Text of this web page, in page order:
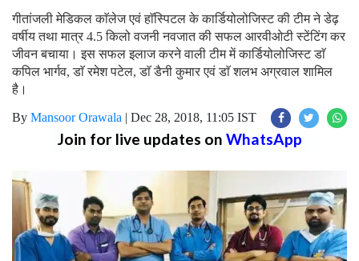
गीतांजली मेडिकल काॅलेज एवं हाॅस्पिटल के कार्डियोलोजिस्ट की टीम ने डेढ़
वर्षीय तथा मात्र 4.5 किलो वजनी नवजात की सफल आरवीओटी स्टेंटिंग कर
जीवन बचाया। इस सफल इलाज करने वाली टीम में कार्डियोलोजिस्ट डाॅ
कपिल भार्गव, डाॅ रमेश पटेल, डाॅ डैनी कुमार एवं डाॅ शलभ अग्रवाल शामिल
है।
By Mansoor Orawala | Dec 28, 2018, 11:05 IST
Join for live updates on WhatsApp